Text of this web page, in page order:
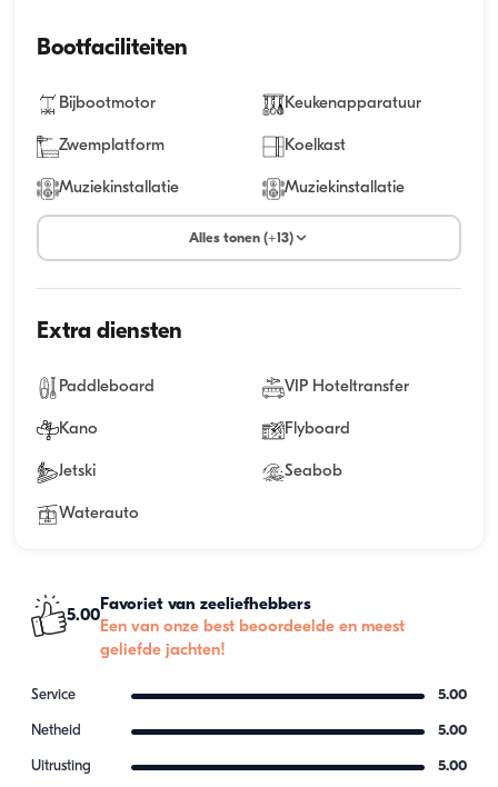
Bootfaciliteiten
Bijbootmotor Keukenapparatuur
Zwemplatform Koelkast
Muziekinstallatie Muziekinstallatie
Alles tonen (+13)
Extra diensten
Paddleboard VIP Hoteltransfer
Kano Flyboard
Jetski Seabob
Waterauto
5.00
Favoriet van zeeliefhebbers
Een van onze best beoordeelde en meest
geliefde jachten!
Service 5.00
Netheid 5.00
Uitrusting 5.00